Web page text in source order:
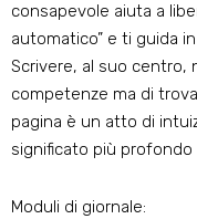
consapevole aiuta a
automatico” e ti guida
Scrivere, al suo centro,
competenze ma di
pagina è un atto di
significato più profondo
Moduli di giornale: